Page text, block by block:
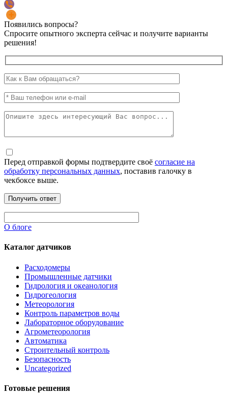
Появились вопросы?
Спросите опытного эксперта сейчас и получите варианты
решения!
Перед отправкой формы подтвердите своё согласие на
обработку персональных данных, поставив галочку в
чекбоксе выше.
О блоге
Каталог датчиков
Расходомеры
Промышленные датчики
Гидрология и океанология
Гидрогеология
Метеорология
Контроль параметров воды
Лабораторное оборудование
Агрометеорология
Автоматика
Строительный контроль
Безопасность
Uncategorized
Готовые решения